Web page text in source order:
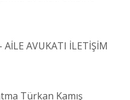
AVUKATI İLETİŞİM
Türkan Kamış